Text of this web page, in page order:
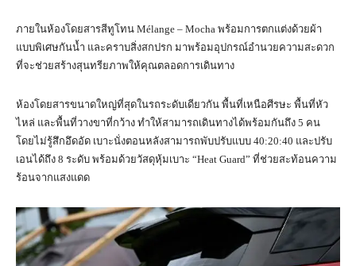
ภายในห้องโดยสารสีทูโทน Mélange – Mocha พร้อมการตกแต่งด้วยผ้า
แบบพิเศษกันน้ำ และคราบสิ่งสกปรก มาพร้อมอุปกรณ์อำนวยความสะดวก
ที่จะช่วยสร้างสุนทรียภาพให้คุณตลอดการเดินทาง
ห้องโดยสารขนาดใหญ่ที่สุดในรถระดับเดียวกัน พื้นที่เหนือศีรษะ พื้นที่หัว
ไหล่ และพื้นที่วางขาที่กว้าง ทำให้สามารถเดินทางได้พร้อมกันถึง 5 คน
โดยไม่รู้สึกอึดอัด เบาะนั่งตอนหลังสามารถพับปรับแบบ 40:20:40 และปรับ
เอนได้ถึง 8 ระดับ พร้อมด้วยวัสดุหุ้มเบาะ “Heat Guard” ที่ช่วยสะท้อนความ
ร้อนจากแสงแดด